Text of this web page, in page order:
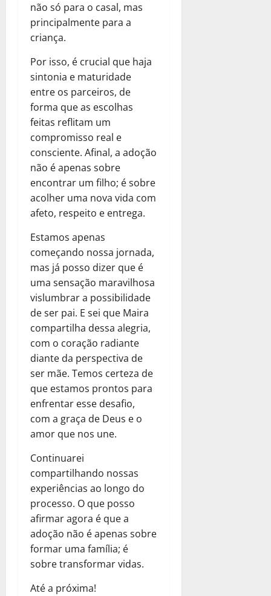
não só para o casal, mas
principalmente para a
criança.
Por isso, é crucial que haja
sintonia e maturidade
entre os parceiros, de
forma que as escolhas
feitas reflitam um
compromisso real e
consciente. Afinal, a adoção
não é apenas sobre
encontrar um filho; é sobre
acolher uma nova vida com
afeto, respeito e entrega.
Estamos apenas
começando nossa jornada,
mas já posso dizer que é
uma sensação maravilhosa
vislumbrar a possibilidade
de ser pai. E sei que Maira
compartilha dessa alegria,
com o coração radiante
diante da perspectiva de
ser mãe. Temos certeza de
que estamos prontos para
enfrentar esse desafio,
com a graça de Deus e o
amor que nos une.
Continuarei
compartilhando nossas
experiências ao longo do
processo. O que posso
afirmar agora é que a
adoção não é apenas sobre
formar uma família; é
sobre transformar vidas.
Até a próxima!